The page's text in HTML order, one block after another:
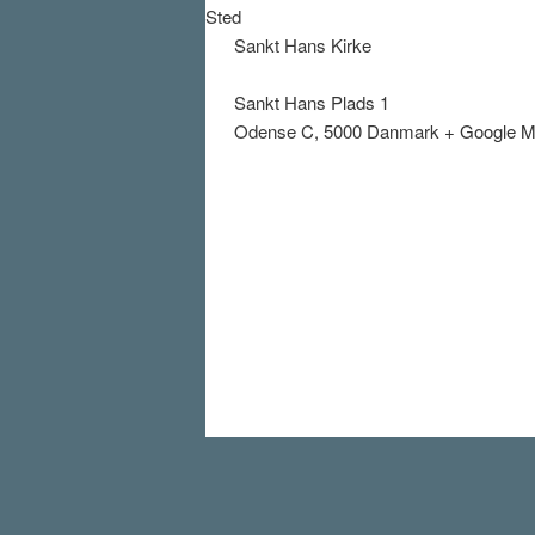
Sted
Sankt Hans Kirke
Sankt Hans Plads 1
Odense C, 5000 Danmark + Google